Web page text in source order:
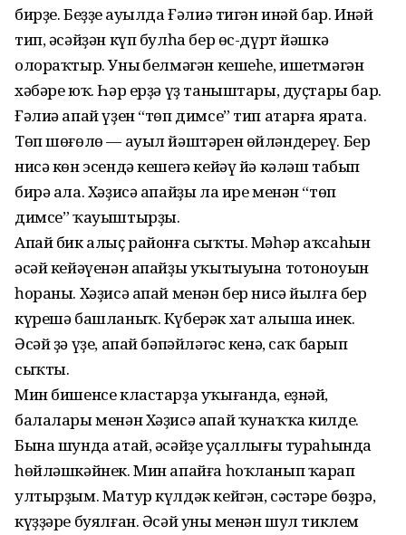
бирҙе. Беҙҙең ауылда Ғәлиә тигән инәй бар. Инәй
тип, әсәйҙән күп булһа бер өс-дүрт йәшкә
олораҡтыр. Уның белмәгән кешеһе, ишетмәгән
хәбәре юҡ. Һәр ерҙә үҙ таныштары, дуҫтары бар.
Ғәлиә апай үҙен “төп димсе” тип атарға ярата.
Төп шөғөлө — ауыл йәштәрен өйләндереү. Бер
нисә көн эсендә кешегә кейәү йә кәләш табып
бирә ала. Хәҙисә апайҙы ла ире менән “төп
димсе” ҡауыштырҙы.
Апай бик алыҫ районға сыҡты. Мәһәр аҡсаһын
әсәй кейәүенән апайҙы уҡытыуына тотоноуын
һораны. Хәҙисә апай менән бер нисә йылға бер
күрешә башланыҡ. Күберәк хат алыша инек.
Әсәй ҙә үҙе, апай бәпәйләгәс кенә, саҡ барып
сыҡты.
Мин бишенсе кластарҙа уҡығанда, еҙнәй,
балалары менән Хәҙисә апай ҡунаҡҡа килде.
Бына шунда атай, әсәйҙең уҫаллығы тураһында
һөйләшкәйнек. Мин апайға һоҡланып ҡарап
ултырҙым. Матур күлдәк кейгән, сәстәре бөҙрә,
күҙҙәре буялған. Әсәй уның менән шул тиклем